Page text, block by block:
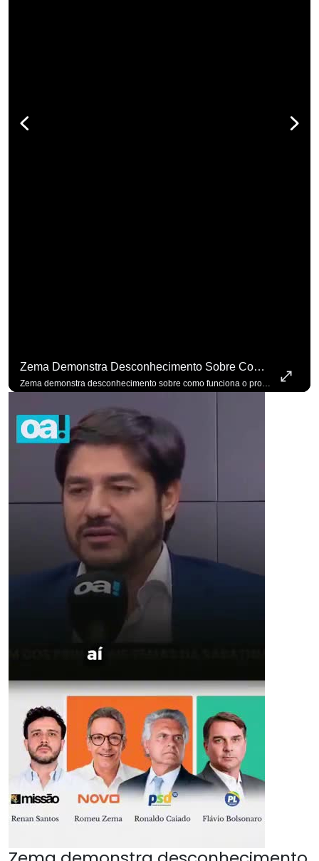
Zema Demonstra Desconhecimento Sobre Como Funciona O Processo De Mudança Das Leis. #OAntagonista